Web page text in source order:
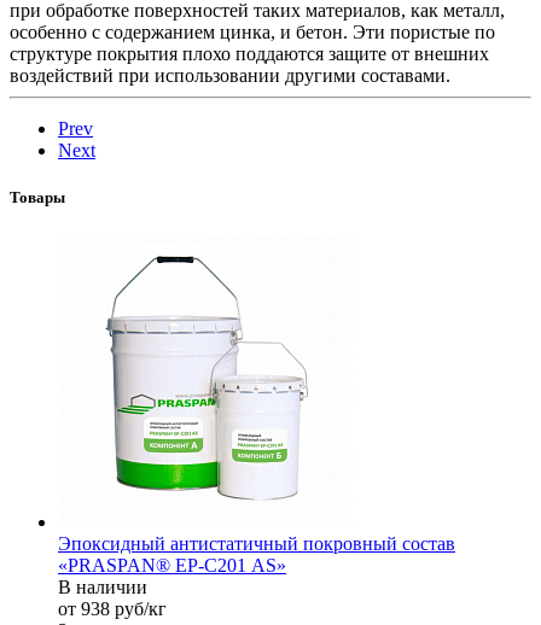
при обработке поверхностей таких материалов, как металл,
особенно с содержанием цинка, и бетон. Эти пористые по
структуре покрытия плохо поддаются защите от внешних
воздействий при использовании другими составами.
Prev
Next
Товары
Эпоксидный антистатичный покровный состав
«PRASPAN® EP-С201 AS»
В наличии
от 938 руб/кг